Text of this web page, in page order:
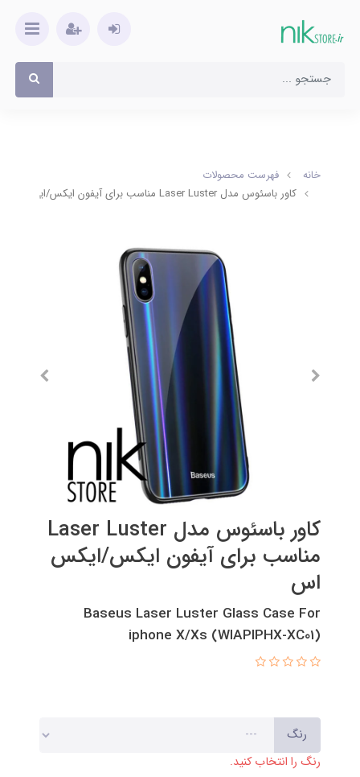
خانه
فهرست محصولات
کاور باسئوس مدل Laser Luster مناسب برای آیفون ایکس/ایکس اس
کاور باسئوس مدل Laser Luster
مناسب برای آیفون ایکس/ایکس
اس
Baseus Laser Luster Glass Case For
iphone X/Xs (WIAPIPHX-XC01)
رنگ
رنگ را انتخاب کنید.